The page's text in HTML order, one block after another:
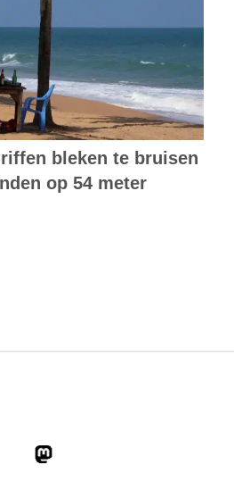
bleken te bruisen
op 54 meter